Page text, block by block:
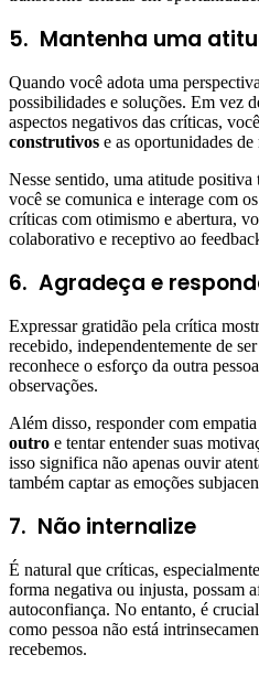
5. Mantenha uma
Quando você adota uma
possibilidades e soluções. Em vez
aspectos negativos das críticas,
construtivos e as oportunidades
Nesse sentido, uma atitude
você se comunica e interage com
críticas com otimismo e abertura,
colaborativo e receptivo ao
6. Agradeça e
Expressar gratidão pela crítica
recebido, independentemente de
reconhece o esforço da outra
observações.
Além disso, responder com
outro e tentar entender suas
isso significa não apenas ouvir
também captar as emoções
7. Não internalize
É natural que críticas,
forma negativa ou injusta, possam
autoconfiança. No entanto, é
como pessoa não está
recebemos.